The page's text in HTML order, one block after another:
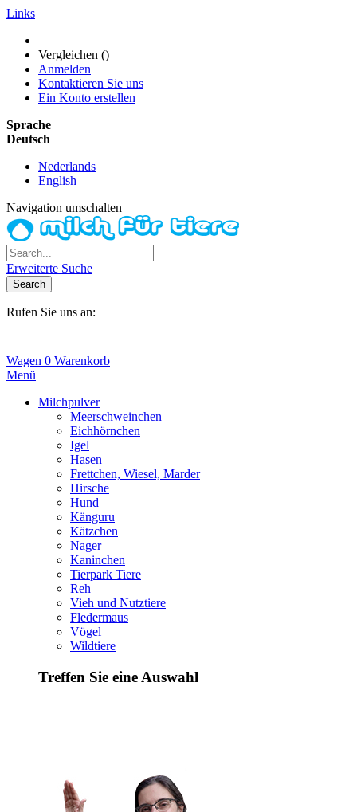
Links
Vergleichen ()
Anmelden
Kontaktieren Sie uns
Ein Konto erstellen
Sprache
Deutsch
Nederlands
English
Navigation umschalten
Erweiterte Suche
Search
Rufen Sie uns an:
Wagen 0 Warenkorb
Menü
Milchpulver
Meerschweinchen
Eichhörnchen
Igel
Hasen
Frettchen, Wiesel, Marder
Hirsche
Hund
Känguru
Kätzchen
Nager
Kaninchen
Tierpark Tiere
Reh
Vieh und Nutztiere
Fledermaus
Vögel
Wildtiere
Treffen Sie eine Auswahl